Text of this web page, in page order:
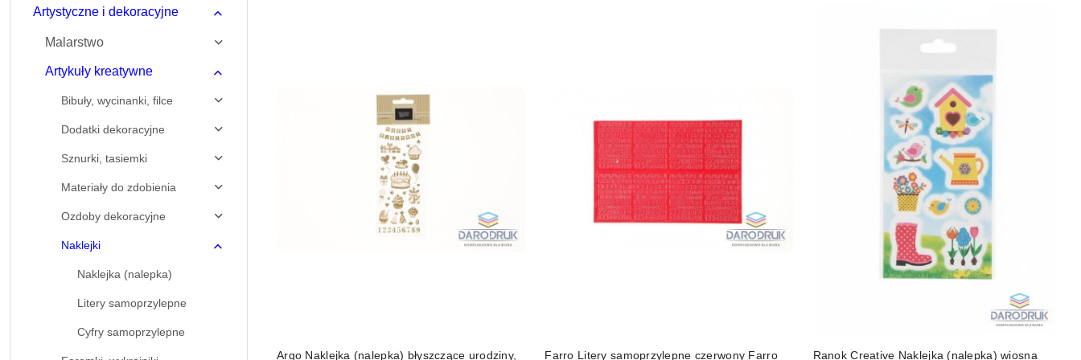
Artystyczne i dekoracyjne
Malarstwo
Artykuły kreatywne
Bibuły, wycinanki, filce
Dodatki dekoracyjne
Sznurki, tasiemki
Materiały do zdobienia
Ozdoby dekoracyjne
Naklejki
Naklejka (nalepka)
Litery samoprzylepne
Cyfry samoprzylepne
Argo Naklejka (nalepka) błyszczące urodziny, Farro Litery samoprzylepne czerwony Farro Ranok Creative Naklejka (nalepka) wiosna